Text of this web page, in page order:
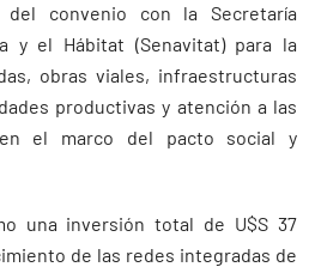
convenio con la Secretaría
y el Hábitat (Senavitat) para la
obras viales, infraestructuras
productivas y atención a las
en el marco del pacto social y
una inversión total de U$S 37
de las redes integradas de